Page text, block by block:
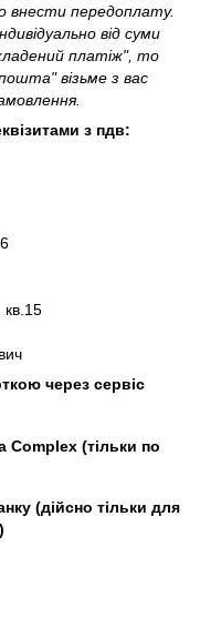
внести передоплату.
від суми
платіж", то
візьме з вас
з пдв:
через сервіс
Complex (тільки по
(дійсно тільки для